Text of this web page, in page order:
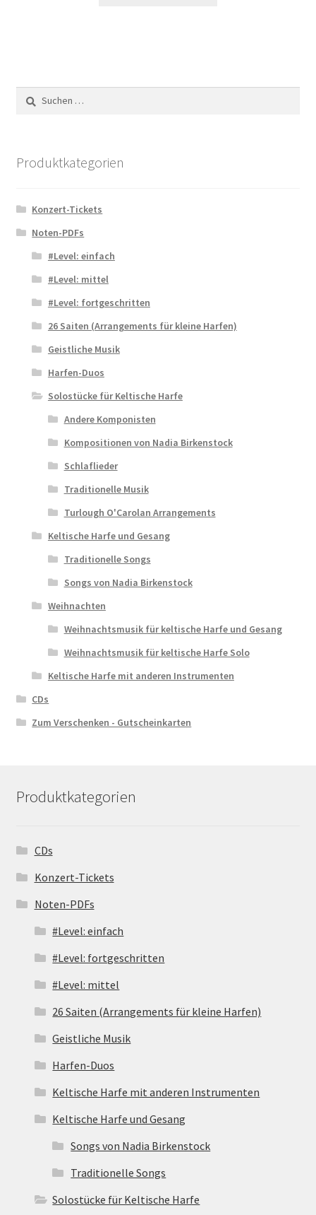
Suchen
nach:
Produktkategorien
Konzert-Tickets
Noten-PDFs
#Level: einfach
#Level: mittel
#Level: fortgeschritten
26 Saiten (Arrangements für kleine Harfen)
Geistliche Musik
Harfen-Duos
Solostücke für Keltische Harfe
Andere Komponisten
Kompositionen von Nadia Birkenstock
Schlaflieder
Traditionelle Musik
Turlough O'Carolan Arrangements
Keltische Harfe und Gesang
Traditionelle Songs
Songs von Nadia Birkenstock
Weihnachten
Weihnachtsmusik für keltische Harfe und Gesang
Weihnachtsmusik für keltische Harfe Solo
Keltische Harfe mit anderen Instrumenten
CDs
Zum Verschenken - Gutscheinkarten
Produktkategorien
CDs
Konzert-Tickets
Noten-PDFs
#Level: einfach
#Level: fortgeschritten
#Level: mittel
26 Saiten (Arrangements für kleine Harfen)
Geistliche Musik
Harfen-Duos
Keltische Harfe mit anderen Instrumenten
Keltische Harfe und Gesang
Songs von Nadia Birkenstock
Traditionelle Songs
Solostücke für Keltische Harfe